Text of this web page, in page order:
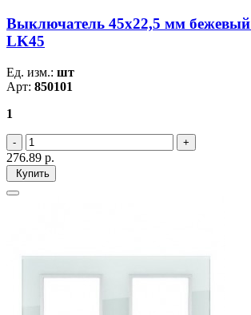
Выключатель 45х22,5 мм
LK45
Ед. изм.: шт
Арт: 850101
1
276.89 р.
Купить